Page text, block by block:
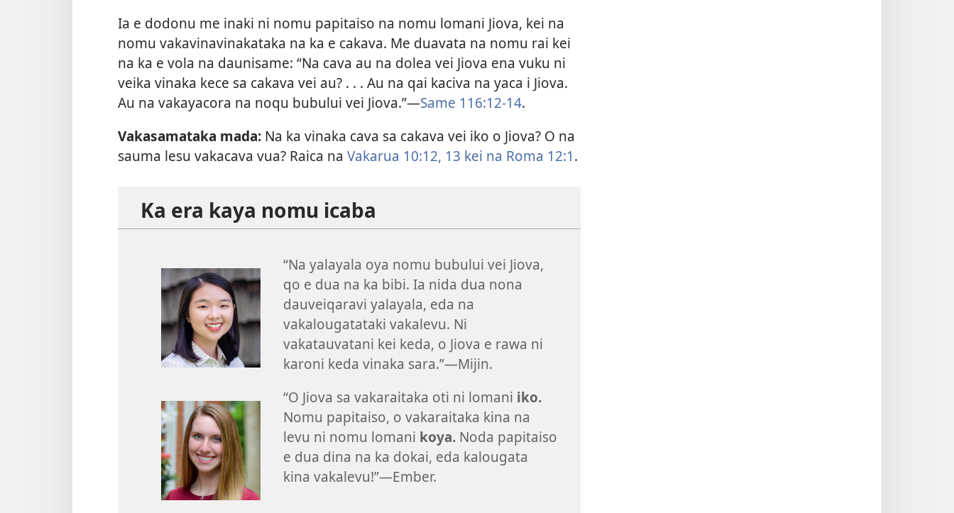
Ia e dodonu me inaki ni nomu papitaiso na nomu lomani Jiova, kei na
nomu vakavinavinakataka na ka e cakava. Me duavata na nomu rai kei
na ka e vola na daunisame: “Na cava au na dolea vei Jiova ena vuku ni
veika vinaka kece sa cakava vei au? . . . Au na qai kaciva na yaca i Jiova.
Au na vakayacora na noqu bubului vei Jiova.”—Same 116:12-14.
Vakasamataka mada: Na ka vinaka cava sa cakava vei iko o Jiova? O na
sauma lesu vakacava vua? Raica na Vakarua 10:12, 13 kei na Roma 12:1.
Ka era kaya nomu icaba
“Na yalayala oya nomu bubului vei Jiova,
qo e dua na ka bibi. Ia nida dua nona
dauveiqaravi yalayala, eda na
vakalougatataki vakalevu. Ni
vakatauvatani kei keda, o Jiova e rawa ni
karoni keda vinaka sara.”—Mijin.
“O Jiova sa vakaraitaka oti ni lomani iko.
Nomu papitaiso, o vakaraitaka kina na
levu ni nomu lomani koya.Noda papitaiso
e dua dina na ka dokai, eda kalougata
kina vakalevu!”—Ember.